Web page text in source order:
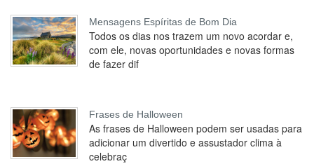
Mensagens Espíritas de Bom Dia
Todos os dias nos trazem um novo acordar e,
com ele, novas oportunidades e novas formas
de fazer dif
Frases de Halloween
As frases de Halloween podem ser usadas para
adicionar um divertido e assustador clima à
celebraç